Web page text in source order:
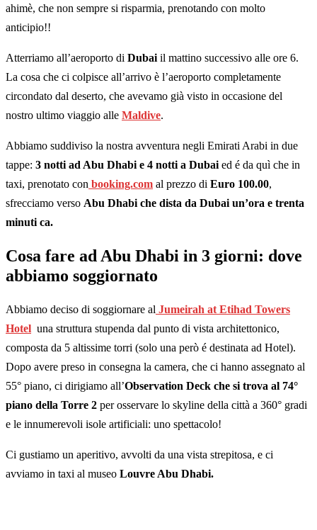
ahimè, che non sempre si risparmia, prenotando con molto
anticipio!!
Atterriamo all’aeroporto di Dubai il mattino successivo alle ore 6.
La cosa che ci colpisce all’arrivo è l’aeroporto completamente
circondato dal deserto, che avevamo già visto in occasione del
nostro ultimo viaggio alle Maldive.
Abbiamo suddiviso la nostra avventura negli Emirati Arabi in due
tappe: 3 notti ad Abu Dhabi e 4 notti a Dubai ed é da quì che in
taxi, prenotato con booking.com al prezzo di Euro 100.00,
sfrecciamo verso Abu Dhabi che dista da Dubai un’ora e trenta
minuti ca.
Cosa fare ad Abu Dhabi in 3 giorni: dove
abbiamo soggiornato
Abbiamo deciso di soggiornare al Jumeirah at Etihad Towers
Hotel una struttura stupenda dal punto di vista architettonico,
composta da 5 altissime torri (solo una però é destinata ad Hotel).
Dopo avere preso in consegna la camera, che ci hanno assegnato al
55° piano, ci dirigiamo all’Observation Deck che si trova al 74°
piano della Torre 2 per osservare lo skyline della città a 360° gradi
e le innumerevoli isole artificiali: uno spettacolo!
Ci gustiamo un aperitivo, avvolti da una vista strepitosa, e ci
avviamo in taxi al museo Louvre Abu Dhabi.